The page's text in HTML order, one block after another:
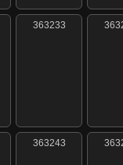
363233
363243